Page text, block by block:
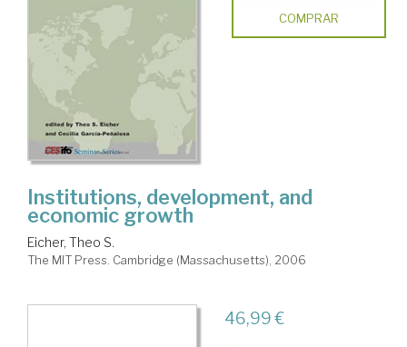
COMPRAR
Institutions, development, and
economic growth
Eicher, Theo S.
The MIT Press. Cambridge (Massachusetts), 2006
46,99 €